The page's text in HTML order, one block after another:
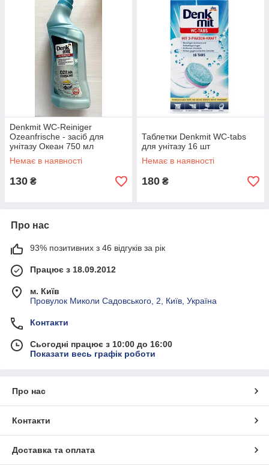
Denkmit WC-Reiniger
Ozeanfrische - засіб для
унітазу Океан 750 мл
Немає в наявності
130 ₴
Таблетки Denkmit WC-tabs
для унітазу 16 шт
Немає в наявності
180 ₴
Про нас
93% позитивних з 46 відгуків за рік
Працює з 18.09.2012
м. Київ
Провулок Миколи Садовського, 2, Київ, Україна
Контакти
Сьогодні працює з 10:00 до 16:00
Показати весь графік роботи
Про нас
Контакти
Доставка та оплата